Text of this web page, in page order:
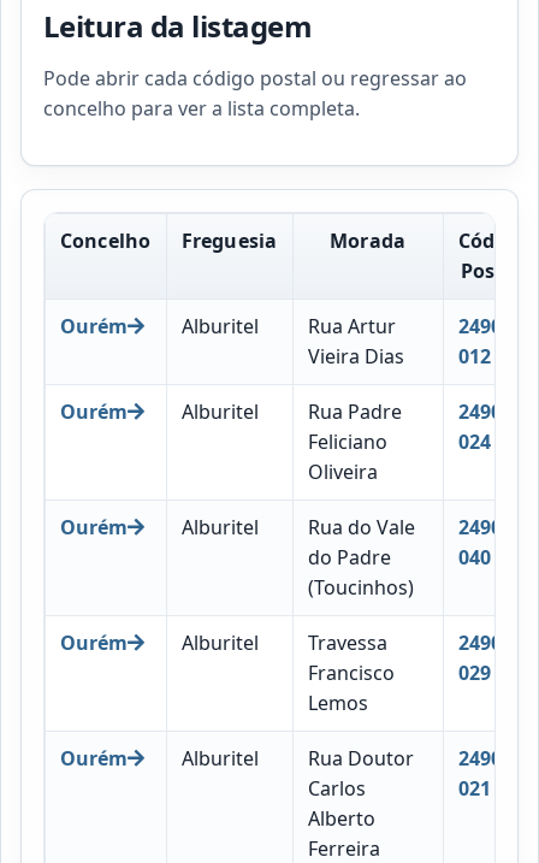
Leitura da listagem
Pode abrir cada código postal ou regressar ao
concelho para ver a lista completa.
Concelho Freguesia Morada
Código
Postal
Ourém Alburitel
Rua Artur
Vieira Dias
2490-
012
Ourém Alburitel
Rua Padre
Feliciano
Oliveira
2490-
024
Ourém Alburitel
Rua do Vale
do Padre
(Toucinhos)
2490-
040
Ourém Alburitel
Travessa
Francisco
Lemos
2490-
029
Ourém Alburitel
Rua Doutor
Carlos
Alberto
Ferreira
2490-
021